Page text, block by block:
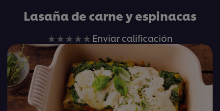
Lasaña de carne y espinacas
No
han
enviado
calificaciones
para
Enviar calificación